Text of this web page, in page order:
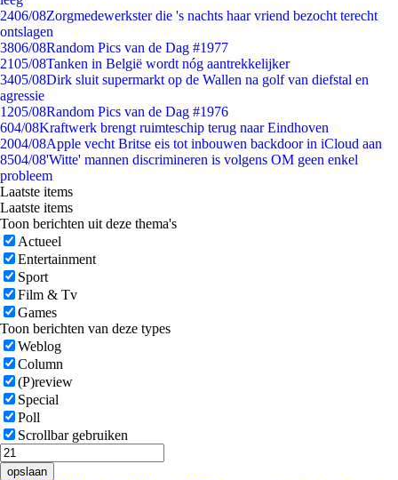
2406/08Zorgmedewerkster die 's nachts haar vriend bezocht terecht
ontslagen
3806/08Random Pics van de Dag #1977
2105/08Tanken in België wordt nóg aantrekkelijker
3405/08Dirk sluit supermarkt op de Wallen na golf van diefstal en
agressie
1205/08Random Pics van de Dag #1976
604/08Kraftwerk brengt ruimteschip terug naar Eindhoven
2004/08Apple vecht Britse eis tot inbouwen backdoor in iCloud aan
8504/08'Witte' mannen discrimineren is volgens OM geen enkel
probleem
Laatste items
Laatste items
Toon berichten uit deze thema's
Actueel
Entertainment
Sport
Film & Tv
Games
Toon berichten van deze types
Weblog
Column
(P)review
Special
Poll
Scrollbar gebruiken
opslaan